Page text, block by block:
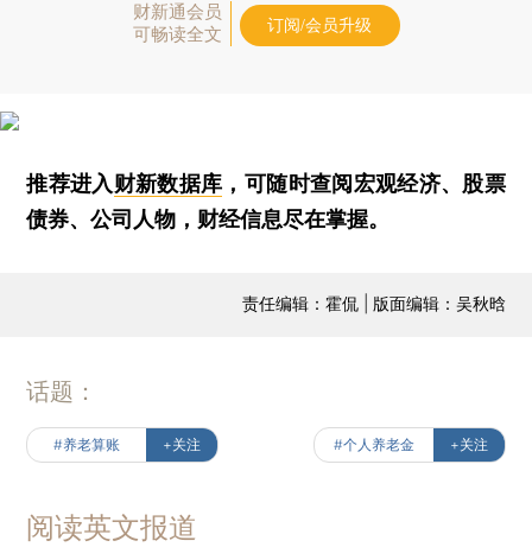
财新通会员
可畅读全文
订阅/会员升级
推荐进入财新数据库 ，可随时查阅宏观经济、股票
债券、公司人物，财经信息尽在掌握。
责任编辑：霍侃 | 版面编辑：吴秋晗
话题：
#养老算账 +关注 #个人养老金 +关注
阅读英文报道